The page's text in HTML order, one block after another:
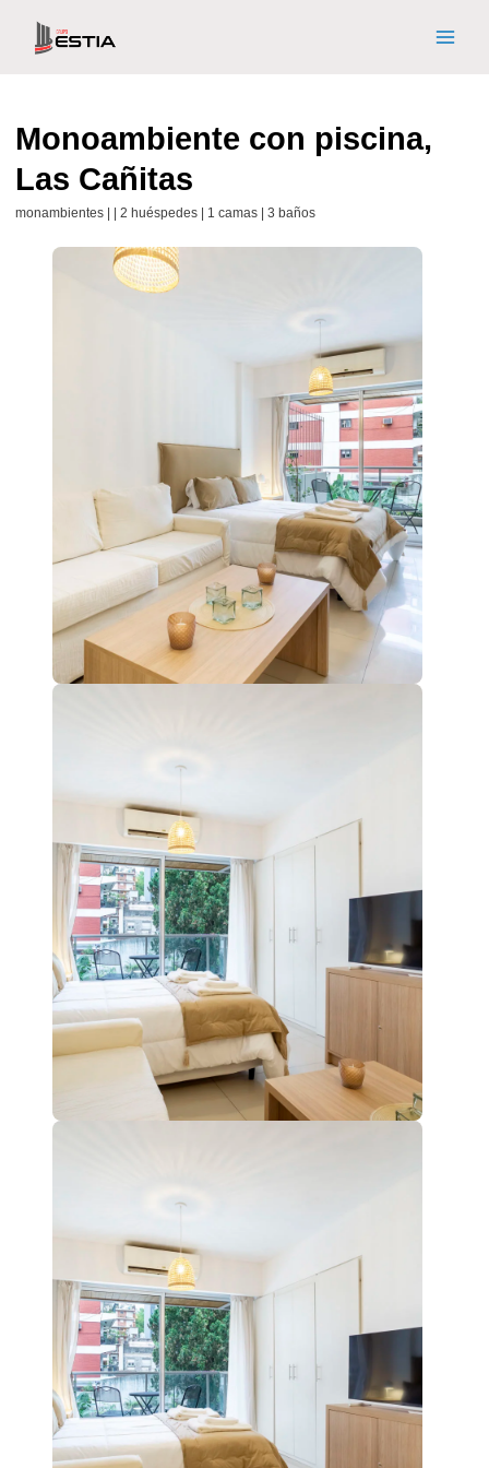
Monoambiente con piscina,
Las Cañitas
monambientes | | 2 huéspedes | 1 camas | 3 baños